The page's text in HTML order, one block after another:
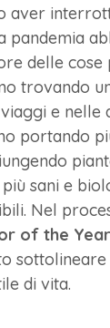
aver
pandemia
delle cose
trovando
e nelle
portando
sani e
Nel
of the Year
sottolineare
di vita.